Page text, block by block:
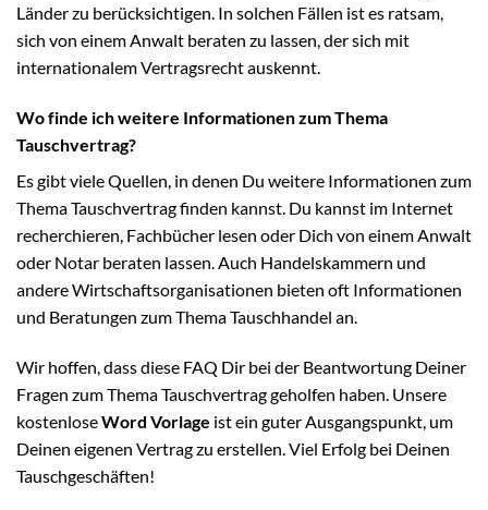
Länder zu berücksichtigen. In solchen Fällen ist es ratsam,
sich von einem Anwalt beraten zu lassen, der sich mit
internationalem Vertragsrecht auskennt.
Wo finde ich weitere Informationen zum Thema
Tauschvertrag?
Es gibt viele Quellen, in denen Du weitere Informationen zum
Thema Tauschvertrag finden kannst. Du kannst im Internet
recherchieren, Fachbücher lesen oder Dich von einem Anwalt
oder Notar beraten lassen. Auch Handelskammern und
andere Wirtschaftsorganisationen bieten oft Informationen
und Beratungen zum Thema Tauschhandel an.
Wir hoffen, dass diese FAQ Dir bei der Beantwortung Deiner
Fragen zum Thema Tauschvertrag geholfen haben. Unsere
kostenloseWord Vorlage ist ein guter Ausgangspunkt, um
Deinen eigenen Vertrag zu erstellen. Viel Erfolg bei Deinen
Tauschgeschäften!